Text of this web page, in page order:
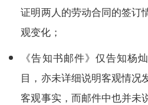
证明两人的劳动合同的签订
观变化；
《告知书邮件》仅告知杨
目，亦未详细说明客观情况
客观事实，而邮件中也并未